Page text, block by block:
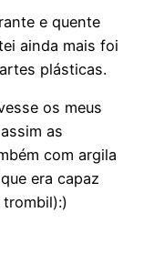
e quente
ainda mais foi
plásticas.
os meus
as
com argila
era capaz